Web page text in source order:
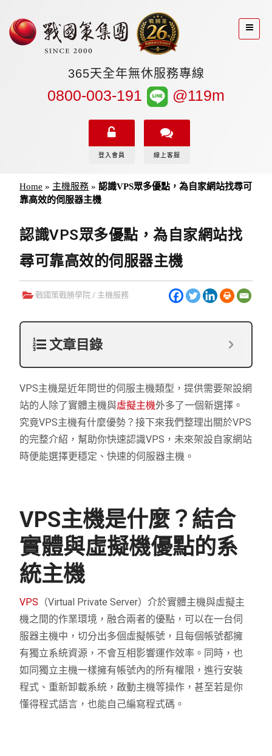
365天全年無休服務專線
0800-003-191 @119m
登入會員 線上客服
Home » 主機服務 »認識VPS眾多優點，為自家網站找尋可
靠高效的伺服器主機
認識VPS眾多優點，為自家網站找
尋可靠高效的伺服器主機
戰國策戰勝學院 / 主機服務
文章目錄
VPS主機是近年問世的伺服主機類型，提供需要架設網
站的人除了實體主機與虛擬主機外多了一個新選擇。
究竟VPS主機有什麼優勢？接下來我們整理出關於VPS
的完整介紹，幫助你快速認識VPS，未來架設自家網站
時便能選擇更穩定、快速的伺服器主機。
VPS主機是什麼？結合
實體與虛擬機優點的系
統主機
VPS （Virtual Private Server）介於實體主機與虛擬主
機之間的作業環境，融合兩者的優點，可以在一台伺
服器主機中，切分出多個虛擬帳號，且每個帳號都擁
有獨立系統資源，不會互相影響運作效率。同時，也
如同獨立主機一樣擁有帳號內的所有權限，進行安裝
程式、重新卸載系統，啟動主機等操作，甚至若是你
懂得程式語言，也能自己編寫程式碼。